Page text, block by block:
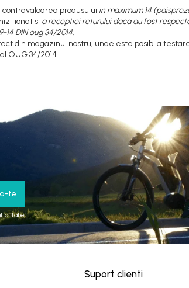
contravaloarea produsului in maximum 14
si a receptiei returului daca au fost
DIN oug 34/2014.
din magazinul nostru, unde este posibila
OUG 34/2014
Suport clienti